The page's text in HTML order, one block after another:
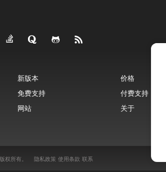
新版本
价格
免费支持
付费支持
网站 关于
版权所有。 隐私政策 使用条款 联系